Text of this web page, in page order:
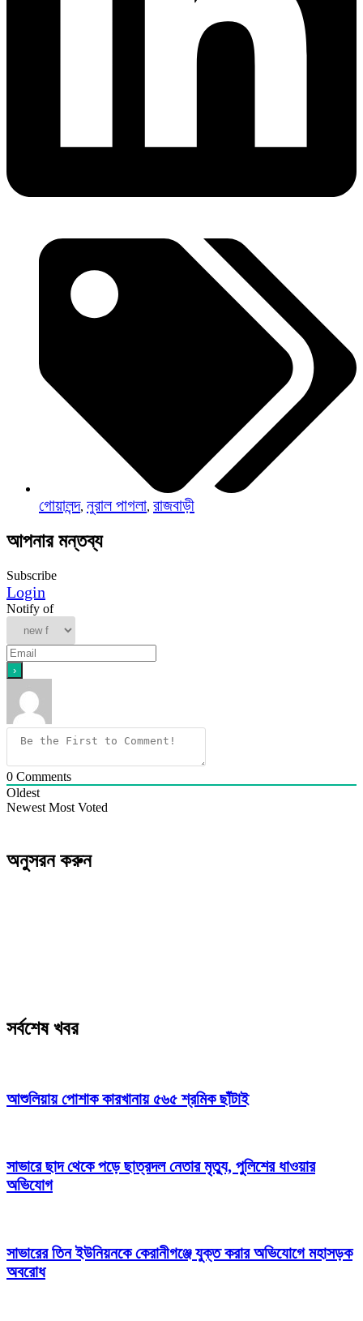
গোয়ালন্দ, নুরাল পাগলা, রাজবাড়ী
আপনার মন্তব্য
Subscribe
Login
Notify of
0 Comments
Oldest
Newest Most Voted
অনুসরন করুন
সর্বশেষ খবর
আশুলিয়ায় পোশাক কারখানায় ৫৬৫ শ্রমিক ছাঁটাই
সাভারে ছাদ থেকে পড়ে ছাত্রদল নেতার মৃত্যু, পুলিশের ধাওয়ার
অভিযোগ
সাভারের তিন ইউনিয়নকে কেরানীগঞ্জে যুক্ত করার অভিযোগে মহাসড়ক
অবরোধ